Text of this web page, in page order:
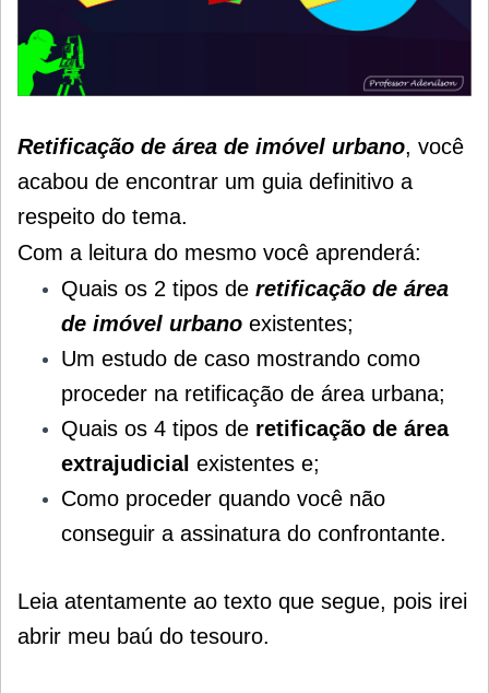
Retificação de área de imóvel urbano, você
acabou de encontrar um guia definitivo a
respeito do tema.
Com a leitura do mesmo você aprenderá:
Quais os 2 tipos de retificação de área
de imóvel urbano existentes;
Um estudo de caso mostrando como
proceder na retificação de área urbana;
Quais os 4 tipos de retificação de área
extrajudicial existentes e;
Como proceder quando você não
conseguir a assinatura do confrontante.
Leia atentamente ao texto que segue, pois irei
abrir meu baú do tesouro.